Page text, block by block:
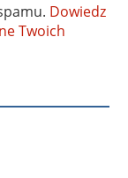
Dowiedz
Twoich